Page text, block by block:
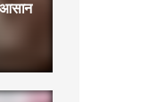
आसान